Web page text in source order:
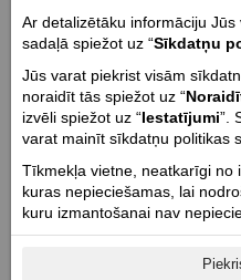
Dzinēja tilpums cm³ / Vārstu tips
Dzinēja jauda Zs (Kw) @ apgr.
105 (77) @ 7250
Dzinēja griezes moments Nm @
108 @ 6300
Cilindru skaits / Cilindra
Dzinēja taktis / Kompresijas
Ar detalizētāku informāciju
sadaļā spiežot uz “Sīkdatņu
Jūs varat piekrist visām
noraidīt tās spiežot uz “
izvēli spiežot uz “Iestatījumi”.
varat mainīt sīkdatņu politikas
Tīkmekļa vietne, neatkarīgi no
kuras nepieciešamas, lai
kuru izmantošanai nav